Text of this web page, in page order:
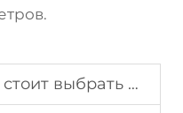
панировочных сухарей высокой производительности